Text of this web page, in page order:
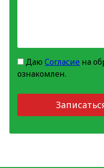
ДаюСогласие на
ознакомлен.